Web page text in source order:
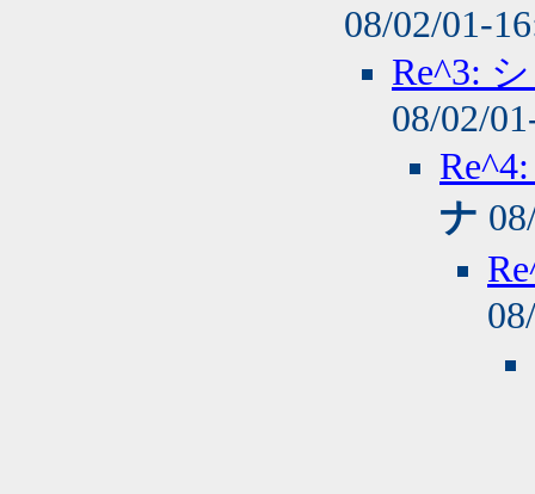
08/02/01-
Re^3:
08/02/
ナ